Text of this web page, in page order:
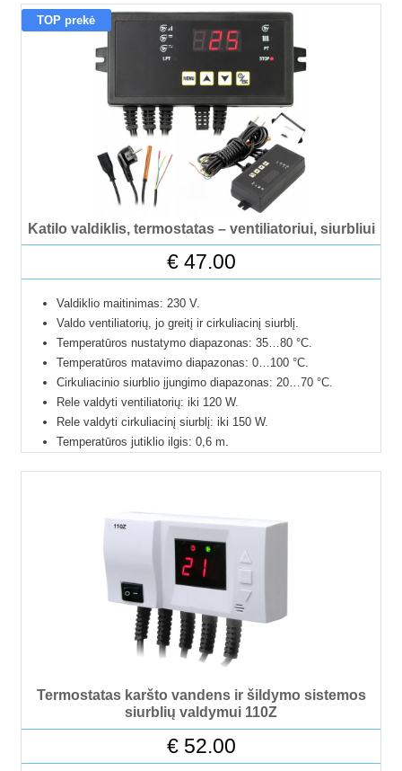
24 mėnesių garantija.
TOP prekė
Katilo valdiklis, termostatas – ventiliatoriui, siurbliui
€47.00
Valdiklio maitinimas: 230 V.
Valdo ventiliatorių, jo greitį ir cirkuliacinį siurblį.
Temperatūros nustatymo diapazonas: 35…80 °C.
Temperatūros matavimo diapazonas: 0…100 °C.
Cirkuliacinio siurblio įjungimo diapazonas: 20…70 °C.
Rele valdyti ventiliatorių: iki 120 W.
Rele valdyti cirkuliacinį siurblį: iki 150 W.
Temperatūros jutiklio ilgis: 0,6 m.
Tikslumas +/- 1 °C.
Energijos suvartojimas: < 2W.
Pagamintas Lenkijoje.
24 mėn. gamintojo garantija.
Termostatas karšto vandens ir šildymo sistemos
siurblių valdymui 110Z
€52.00